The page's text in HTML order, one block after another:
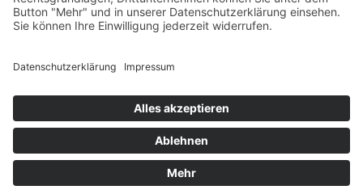
Musik von Martin Doepke
Gesangstexte von Elke Schlimbach & Grant Stevens
Idee und Konzept von Hans Holzbecher & Andrea
Datenschutzerklärung